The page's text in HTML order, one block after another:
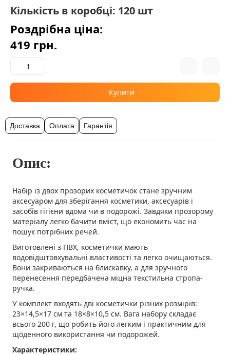
Кількість в коробці: 120 шт
Роздрібна ціна:
419 грн.
Купити
Доставка Оплата Гарантія
Опис:
Набір із двох прозорих косметичок стане зручним
аксесуаром для зберігання косметики, аксесуарів і
засобів гігієни вдома чи в подорожі. Завдяки прозорому
матеріалу легко бачити вміст, що економить час на
пошук потрібних речей.
Виготовлені з ПВХ, косметички мають
водовідштовхувальні властивості та легко очищаються.
Вони закриваються на блискавку, а для зручного
перенесення передбачена міцна текстильна стропа-
ручка.
У комплект входять дві косметички різних розмірів:
23×14,5×17 см та 18×8×10,5 см. Вага набору складає
всього 200 г, що робить його легким і практичним для
щоденного використання чи подорожей.
Характеристики: